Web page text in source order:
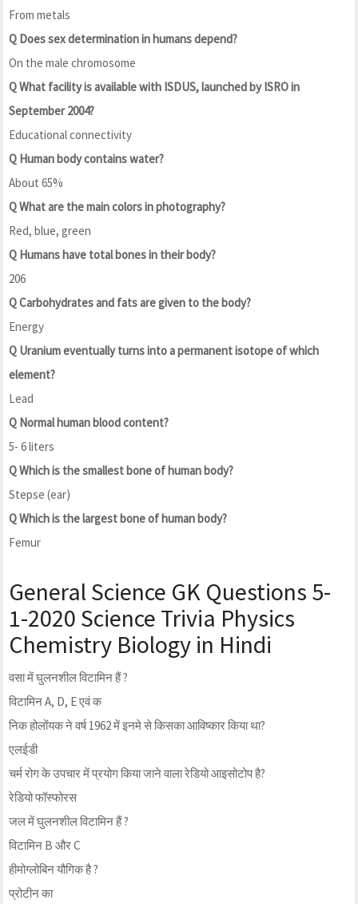
From metals
Q Does sex determination in humans depend?
On the male chromosome
Q What facility is available with ISDUS, launched by ISRO in
September 2004?
Educational connectivity
Q Human body contains water?
About 65%
Q What are the main colors in photography?
Red, blue, green
Q Humans have total bones in their body?
206
Q Carbohydrates and fats are given to the body?
Energy
Q Uranium eventually turns into a permanent isotope of which
element?
Lead
Q Normal human blood content?
5- 6 liters
Q Which is the smallest bone of human body?
Stepse (ear)
Q Which is the largest bone of human body?
Femur
General Science GK Questions 5-
1-2020 Science Trivia Physics
Chemistry Biology in Hindi
वसा में घुलनशील विटामिन हैं ?
विटामिन A, D, E एवं क
निक होलोंयक ने वर्ष 1962 में इनमे से किसका आविष्कार किया था?
एलईडी
चर्म रोग के उपचार में प्रयोग किया जाने वाला रेडियो आइसोटोप है?
रेडियो फॉस्फोरस
जल में घुलनशील विटामिन हैं ?
विटामिन B और C
हीमोग्लोबिन यौगिक है ?
प्रोटीन का